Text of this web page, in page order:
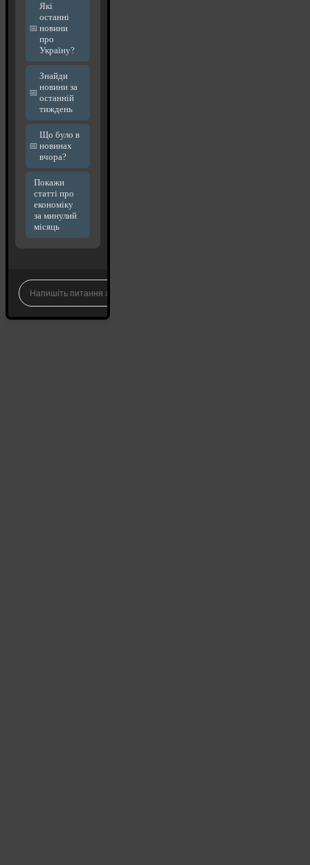
Які
останні
новини
про
Україну?
Знайди
новини за
останній
тиждень
Що було в
новинах
вчора?
Покажи
статті про
економіку
за минулий
місяць